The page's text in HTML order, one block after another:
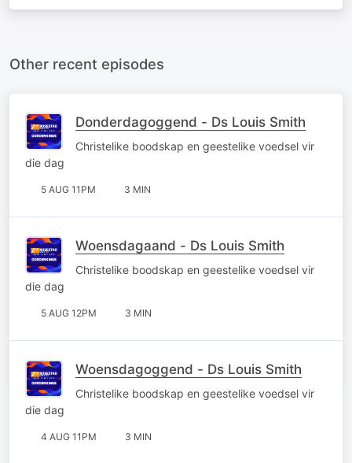
Other recent episodes
Donderdagoggend - Ds Louis Smith
Christelike boodskap en geestelike voedsel vir
die dag
5 AUG 11PM 3 MIN
Woensdagaand - Ds Louis Smith
Christelike boodskap en geestelike voedsel vir
die dag
5 AUG 12PM 3 MIN
Woensdagoggend - Ds Louis Smith
Christelike boodskap en geestelike voedsel vir
die dag
4 AUG 11PM 3 MIN